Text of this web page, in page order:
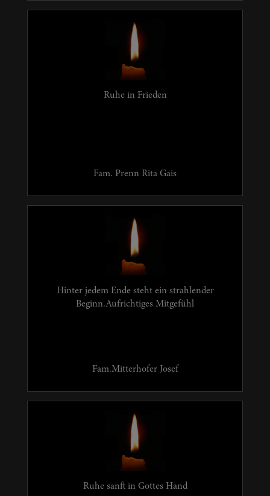
Ruhe in Frieden
Fam. Prenn Rita Gais
Hinter jedem Ende steht ein strahlender
Beginn.Aufrichtiges Mitgefühl
Fam.Mitterhofer Josef
Ruhe sanft in Gottes Hand